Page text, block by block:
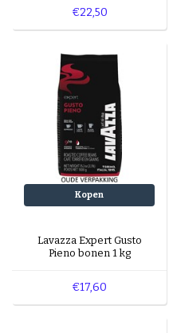
€22,50
Kopen
Lavazza Expert Gusto
Pieno bonen 1 kg
€17,60